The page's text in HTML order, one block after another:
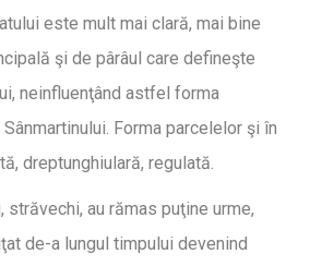
este mult mai clară, mai bine
şi de pârâul care defineşte
neinfluenţând astfel forma
Forma parcelelor şi în
dreptunghiulară, regulată.
au rămas puţine urme,
de-a lungul timpului devenind